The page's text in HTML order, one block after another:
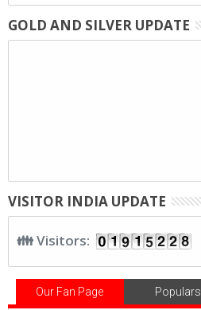
GOLD AND SILVER UPDATE
VISITOR INDIA UPDATE
👪 Visitors:
Our Fan Page Populars